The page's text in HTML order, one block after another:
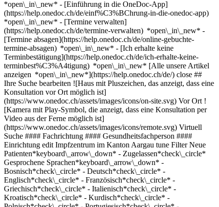
*open\_in\_new* - [Einführung in die OneDoc-App]
(https://help.onedoc.ch/de/einf%C3%BChrung-in-die-onedoc-app)
*open\_in\_new* - [Termine verwalten](https://help.onedoc.ch/de/termine-verwalten) *open\_in\_new* - [Termine absagen](https://help.onedoc.ch/de/online-gebuchte-termine-absagen) *open\_in\_new* - [Ich erhalte keine Terminbestätigung](https://help.onedoc.ch/de/ich-erhalte-keine-terminbest%C3%A4tigung) *open\_in\_new* [Alle unsere Artikel anzeigen *open\_in\_new*](https://help.onedoc.ch/de/) close ## Ihre Suche bearbeiten ![Haus mit Pluszeichen, das anzeigt, dass eine Konsultation vor Ort möglich ist](https://www.onedoc.ch/assets/images/icons/on-site.svg) Vor Ort ![Kamera mit Play-Symbol, die anzeigt, dass eine Konsultation per Video aus der Ferne möglich ist](https://www.onedoc.ch/assets/images/icons/remote.svg) Virtuell Suche #### Fachrichtung #### Gesundheitsfachperson #### Einrichtung edit Impfzentrum im Kanton Aargau tune Filter Neue Patienten*keyboard\_arrow\_down* - Zugelassen*check\_circle* Gesprochene Sprachen*keyboard\_arrow\_down* - Bosnisch*check\_circle* - Deutsch*check\_circle* - Englisch*check\_circle* - Französisch*check\_circle* - Griechisch*check\_circle* - Italienisch*check\_circle* - Kroatisch*check\_circle* - Kurdisch*check\_circle* - Polnisch*check\_circle* - Portugiesisch*check\_circle* - Schwedisch*check\_circle* - Serbisch*check\_circle* - Spanisch*check\_circle* - Türkisch*check\_circle* Geschlecht*keyboard\_arrow\_down* - Weiblich*check\_circle* - Männlich*check\_circle* Netzwerk*keyboard\_arrow\_down* - Amavita*check\_circle* - Coop Vitality*check\_circle* - Medbase*check\_circle* Verfügbarkeit*keyboard\_arrow\_down* - Heute*check\_circle* - In den nächsten 3 Tagen*check\_circle* - In den nächsten 7 Tagen*check\_circle* - In den nächsten 14 Tagen*check\_circle* # Impfzentrum im Kanton Aargau: Buchen Sie heute Ihren Termin online [![Amavita Buchs Wynecenter, Apotheke in Buchs](https://assets.onedoc.ch/images/entities/ea4285802083ff92c831fb3dcba93f17d9dfd534fbb233db8761b99312c227b7-small.png "Amavita Buchs Wynecenter, Apotheke in Buchs")](https://www.onedoc.ch/de/apotheke/buchs/e344/amavita-buchs-wynecenter) ### [Amavita Buchs Wynecenter](https://www.onedoc.ch/de/apotheke/buchs/e344/amavita-buchs-wynecenter) ![Abzeichen, das ein verifiziertes Profil kennzeichnet](https://www.onedoc.ch/assets/images/icons/checkmark.svg) Apotheke Bresteneggstrasse 9B 5033 Buchs AG ![Patient mit Pluszeichen, der anzeigt, dass neue Patienten angenommen werden](https://www.onedoc.ch/assets/images/icons/new-patients.svg)Akzeptiert neue Patienten [Termin buchen](https://www.onedoc.ch/de/apotheke/buchs/e344/amavita-buchs-wynecenter) *chevron\_left* Mo. 03 Aug. *chevron\_right* Mehr Termine anzeigen *error\_outline* Beim Laden der Verfügbarkeiten ist ein Fehler aufgetreten [Erneut versuchen](https://www.onedoc.ch) [![Coop Vitality Kaiseraugst, Apotheke in Kaiseraugst](https://assets.onedoc.ch/images/entities/37cc2e885ed4abee14183dd281b8e069efa8beaba57d4560d6393f0c3a140b0b-small.png "Coop Vitality Kaiseraugst, Apotheke in Kaiseraugst")](https://www.onedoc.ch/de/apotheke/kaiseraugst/e347/coop-vitality-kaiseraugst) ### [Coop Vitality Kaiseraugst](https://www.onedoc.ch/de/apotheke/kaiseraugst/e347/coop-vitality-kaiseraugst) Apotheke Junkholzweg 3 4303 Kaiseraugst ![Patient mit Pluszeichen, der anzeigt, dass neue Patienten angenommen werden](https://www.onedoc.ch/assets/images/icons/new-patients.svg)Akzeptiert neue Patienten [Termin buchen](https://www.onedoc.ch/de/apotheke/kaiseraugst/e347/coop-vitality-kaiseraugst) *chevron\_left* Mo. 03 Aug. *chevron\_right* Mehr Termine anzeigen *error\_outline* Beim Laden der Verfügbarkeiten ist ein Fehler aufgetreten [Erneut versuchen](https://www.onedoc.ch) [![Coop Vitality Baden, Apotheke in Baden](https://assets.onedoc.ch/images/entities/b1a7bf04888be1eb1d5af5ab1d29e7c42b8bbf98ce48664585cc9fa2e0dc7648-small.png "Coop Vitality Baden, Apotheke in Baden")](https://www.onedoc.ch/de/apotheke/baden/e348/coop-vitality-baden) ### [Coop Vitality Baden](https://www.onedoc.ch/de/apotheke/baden/e348/coop-vitality-baden) ![Abzeichen, das ein verifiziertes Profil kennzeichnet](https://www.onedoc.ch/assets/images/icons/checkmark.svg) Apotheke Langhaus 5 5400 Baden ![Patient mit Pluszeichen, der anzeigt, dass neue Patienten angenommen werden](https://www.onedoc.ch/assets/images/icons/new-patients.svg)Akzeptiert neue Patienten [Termin buchen](https://www.onedoc.ch/de/apotheke/baden/e348/coop-vitality-baden) *chevron\_left* Mo. 03 Aug. *chevron\_right* Mehr Termine anzeigen *error\_outline* Beim Laden der Verfügbarkeiten ist ein Fehler aufgetreten [Erneut versuchen](https://www.onedoc.ch) [![Coop Vitality Würenlingen, Apotheke in Würenlingen](https://assets.onedoc.ch/images/entities/4b8e845e1f507685368b9c7e69fc46f1810b505158e85b133baa1ccd76f1a2df-small.png "Coop Vitality Würenlingen, Apotheke in Würenlingen")](https://www.onedoc.ch/de/apotheke/wurenlingen/e35b/coop-vitality-wurenlingen) ### [Coop Vitality Würenlingen](https://www.onedoc.ch/de/apotheke/wurenlingen/e35b/coop-vitality-wurenlingen) Apotheke Kuhgässlistrasse 7 5303 Würenlingen ![Patient mit Pluszeichen, der anzeigt, dass neue Patienten angenommen werden](https://www.onedoc.ch/assets/images/icons/new-patients.svg)Akzeptiert neue Patienten [Termin buchen](https://www.onedoc.ch/de/apotheke/wurenlingen/e35b/coop-vitality-wurenlingen) *chevron\_left* Mo. 03 Aug. *chevron\_right* Mehr Termine anzeigen *error\_outline* Beim Laden der Verfügbarkeiten ist ein Fehler aufgetreten [Erneut versuchen](https://www.onedoc.ch) [![Coop Vitality Oftringen Perry Center, Apotheke in Oftringen](https://assets.onedoc.ch/images/entities/1772da0c4448ddf8ce253801c245e0f9ee29cf78633fe1439288c8c48f0beee5-small.png "Coop Vitality Oftringen Perry Center, Apotheke in Oftringen")](https://www.onedoc.ch/de/apotheke/oftringen/e35c/coop-vitality-oftringen-perry-center) ### [Coop Vitality Oftringen Perry Center](https://www.onedoc.ch/de/apotheke/oftringen/e35c/coop-vitality-oftringen-perry-center) ![Abzeichen, das ein verifiziertes Profil kennzeichnet](https://www.onedoc.ch/assets/images/icons/checkmark.svg) Apotheke Bernstrasse 4 4665 Oftringen ![Patient mit Pluszeichen, der anzeigt, dass neue Patienten angenommen werden](https://www.onedoc.ch/assets/images/icons/new-patients.svg)Akzeptiert neue Patienten [Termin buchen](https://www.onedoc.ch/de/apotheke/oftringen/e35c/coop-vitality-oftringen-perry-center) [![Coop Vitality Frick, Apotheke in Frick](https://assets.onedoc.ch/images/entities/91fa912eed429a7d3e6597274bb716f88e0ee0e9dde8258478504d7a8416861c-small.png "Coop Vitality Frick, Apotheke in Frick")](https://www.onedoc.ch/de/apotheke/frick/e35g/coop-vitality-frick) ### [Coop Vitality Frick](https://www.onedoc.ch/de/apotheke/frick/e35g/coop-vitality-frick) Apotheke Hauptstrasse 37 5070 Frick ![Patient mit Pluszeichen, der anzeigt, dass neue Patienten angenommen werden](https://www.onedoc.ch/assets/images/icons/new-patients.svg)Akzeptiert neue Patienten [Termin buchen](https://www.onedoc.ch/de/apotheke/frick/e35g/coop-vitality-frick) [![Amavita Brugg, Apotheke in Brugg](https://assets.onedoc.ch/images/entities/8a3fa8469437c7089cd1ed5e9a9914061258dabf70474eef88a8c53b02ee139f-small.png "Amavita Brugg, Apotheke in Brugg")](https://www.onedoc.ch/de/apotheke/brugg/e4qn/amavita-brugg) ### [Amavita Brugg](https://www.onedoc.ch/de/apotheke/brugg/e4qn/amavita-brugg) ![Abzeichen, das ein verifiziertes Profil kennzeichnet](https://www.onedoc.ch/assets/images/icons/checkmark.svg) Apotheke Neumarktplatz 16 5200 Brugg AG ![Patient mit Pluszeichen, der anzeigt, dass neue Patienten angenommen werden](https://www.onedoc.ch/assets/images/icons/new-patients.svg)Akzeptiert neue Patienten [Termin buchen](https://www.onedoc.ch/de/apotheke/brugg/e4qn/amavita-brugg) [![Amavita Muri Zentral, Apotheke in Muri](https://assets.onedoc.ch/images/entities/ffc86a72ede2de0e98890d5adbcffc5310fa05ba29263c7e409ce24c0d872de5-small.png "Amavita Muri Zentral, Apotheke in Muri")](https://www.onedoc.ch/de/apotheke/muri/e4s9/amavita-muri-zentral) ### [Amavita Muri Zentral](https://www.onedoc.ch/de/apotheke/muri/e4s9/amavita-muri-zentral) ![Abzeichen, das ein verifiziertes Profil kennzeichnet](https://www.onedoc.ch/assets/images/icons/checkmark.svg) Apotheke Kirchenfeldstrasse 2 5630 Muri ![Patient mit Pluszeichen, der anzeigt, dass neue Patienten angenommen werden](https://www.onedoc.ch/assets/images/icons/new-patients.svg)Akzeptiert neue Patienten [Termin buchen](https://www.onedoc.ch/de/apotheke/muri/e4s9/amavita-muri-zentral) [![Apotheke Wyss am Bahnhof, Apotheke in Baden](https://assets.onedoc.ch/images/entities/a74bdca9ab62e6a0483af8ee14ddc068e0da69598fadcf1d466ae1275923835e-small.png "Apotheke Wyss am Bahnhof, Apotheke in Baden")](https://www.onedoc.ch/de/apotheke/baden/e49h/apotheke-wyss-am-bahnhof) ### [Apotheke Wyss am Bahnhof](https://www.onedoc.ch/de/apotheke/baden/e49h/apotheke-wyss-am-bahnhof) ![Abzeichen, das ein verifiziertes Profil kennzeichnet](https://www.onedoc.ch/assets/images/icons/checkmark.svg) Apotheke Bahnhofstrasse 36 5400 Baden ![Patient mit Pluszeichen, der anzeigt, dass neue Patienten angenommen werden](https://www.onedoc.ch/assets/images/icons/new-patients.svg)Akzeptiert neue Patienten [Termin buchen](https://www.onedoc.ch/de/apotheke/baden/e49h/apotheke-wyss-am-bahnhof) [![DROPA Apotheke Kölliken, Apotheke in Kölliken](https://assets.onedoc.ch/images/entities/91b9fd4fd60544c85d48d9c52c24fe0843e7d8c990af144f0e9de5cbc2334f33-small.png "DROPA Apotheke Kölliken, Apotheke in Kölliken")](https://www.onedoc.ch/de/apotheke/kolliken/ebcmh/dropa-apotheke-kolliken) ### [DROPA Apotheke Kölliken](https://www.onedoc.ch/de/apotheke/kolliken/ebcmh/dropa-apotheke-kolliken) ![Abzeichen, das ein verifiziertes Profil kennzeichnet](https://www.onedoc.ch/assets/images/icons/checkmark.svg) Apotheke Hauptstrasse 35 5742 Kölliken ![Patient mit Pluszeichen, der anzeigt, dass